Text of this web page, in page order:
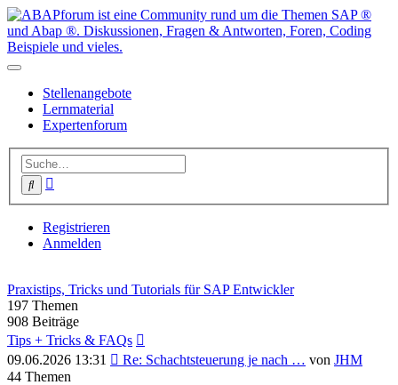
Stellenangebote
Lernmaterial
Expertenforum
Suche
Registrieren
Anmelden
Praxistips, Tricks und Tutorials für SAP Entwickler
197 Themen
908 Beiträge
Tips + Tricks & FAQs
09.06.2026 13:31
Neuester
Re: Schachtsteuerung je nach … von JHM
44 Themen